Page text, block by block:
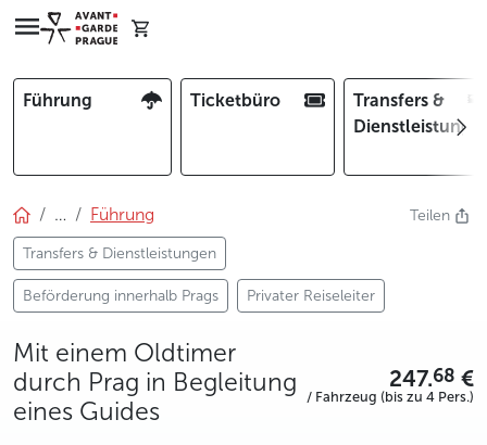
Führung Ticketbüro
Transfers &
… Führung
Transfers & Dienstleistungen
Beförderung innerhalb Prags Privater Reiseleiter
Teilen
Mit einem Oldtimer
durch Prag in Begleitung
eines Guides
247.68 €
/ Fahrzeug (bis zu 4 Pers.)